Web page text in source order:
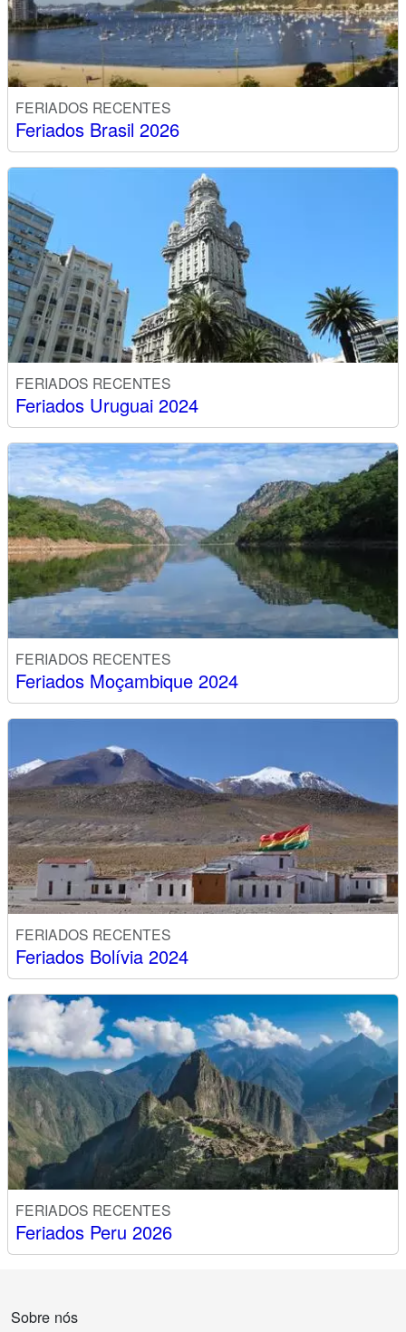
FERIADOS RECENTES
Feriados Brasil 2026
FERIADOS RECENTES
Feriados Uruguai 2024
FERIADOS RECENTES
Feriados Moçambique 2024
FERIADOS RECENTES
Feriados Bolívia 2024
FERIADOS RECENTES
Feriados Peru 2026
Sobre nós